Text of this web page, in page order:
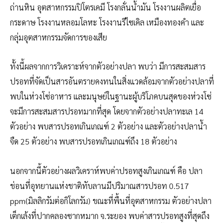
ถ่านหิน อุตสาหกรรมปิโตรเคมี โรงกลั่นน้ำมัน โรงงานผลิตเยื่อ
กระดาษ โรงงานหลอมโลหะ โรงงานรีไซเคิล เหมืองทองคำ และ
กลุ่มอุตสาหกรรมจัดการของเสีย
ทั้งนี้ผลจากการวิเคราะห์จากตัวอย่างปลา พบว่า มีการสะสมสาร
ปรอทที่จัดเป็นสารอันตรายคงทนในสิ่งแวดล้อมจากตัวอย่างปลาที่
พบในห่วงโซ่อาหาร และมนุษย์ในฐานะผู้บริโภคบนสุดของห่วงโซ่
จะมีการสะสมสารปรอทมากที่สุด โดยจากตัวอย่างปลาทะเล 14
ตัวอย่าง พบสารปรอทเกินเกณฑ์ 2 ตัวอย่าง และตัวอย่างปลาน้ำ
จืด 25 ตัวอย่าง พบสารปรอทเกินเกณฑ์ถึง 18 ตัวอย่าง
นอกจากนี้ตัวอย่างผลวิเคราห์พบค่าปรอทสูงเกินเกณฑ์ คือ ปลา
ช่อนที่อุทยานแห่งชาติทับลานมีปริมาณสารปรอท 0.517
ppm(มิลลิกรัมต่อกิโลกรัม) ขณะที่พื้นที่อุตสาหกรรม ตัวอย่างปลา
เต็กเล้งที่ปากคลองซากหมาก จ.ระยอง พบค่าสารปรอทสูงที่สุดถึง